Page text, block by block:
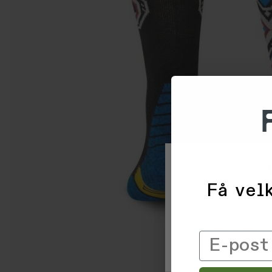
Vi og våre
trykke 'Godta',
til ved å klikke på
Få
Email